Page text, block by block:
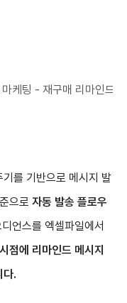
케팅 - 재구매 리마인드
를 기반으로 메시지 발
으로 자동 발송 플로우
언스를 엑셀파일에서
점에 리마인드 메시지
다.